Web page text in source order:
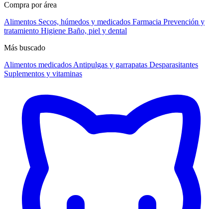
Compra por área
Alimentos Secos, húmedos y medicados Farmacia Prevención y
tratamiento Higiene Baño, piel y dental
Más buscado
Alimentos medicados Antipulgas y garrapatas Desparasitantes
Suplementos y vitaminas